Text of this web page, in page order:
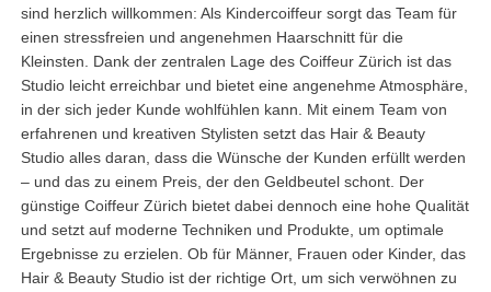
sind herzlich willkommen: Als Kindercoiffeur sorgt das Team für
einen stressfreien und angenehmen Haarschnitt für die
Kleinsten. Dank der zentralen Lage des Coiffeur Zürich ist das
Studio leicht erreichbar und bietet eine angenehme Atmosphäre,
in der sich jeder Kunde wohlfühlen kann. Mit einem Team von
erfahrenen und kreativen Stylisten setzt das Hair & Beauty
Studio alles daran, dass die Wünsche der Kunden erfüllt werden
– und das zu einem Preis, der den Geldbeutel schont. Der
günstige Coiffeur Zürich bietet dabei dennoch eine hohe Qualität
und setzt auf moderne Techniken und Produkte, um optimale
Ergebnisse zu erzielen. Ob für Männer, Frauen oder Kinder, das
Hair & Beauty Studio ist der richtige Ort, um sich verwöhnen zu